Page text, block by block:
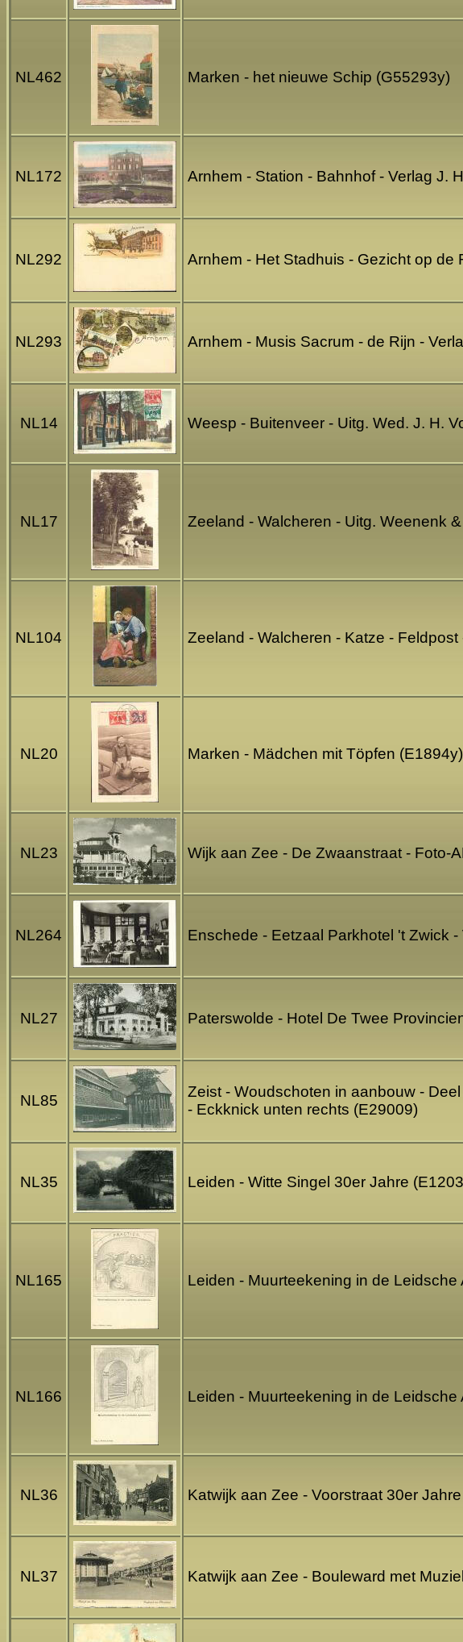
NL462 Marken - het nieuwe Schip (G55293y)
NL172 Arnhem - Station - Bahnhof - Verlag J.
NL292 Arnhem - Het Stadhuis - Gezicht op
NL293 Arnhem - Musis Sacrum - de Rijn -
NL14 Weesp - Buitenveer - Uitg. Wed. J. H.
NL17 Zeeland - Walcheren - Uitg. Weenenk
NL104 Zeeland - Walcheren - Katze -
NL20 Marken - Mädchen mit Töpfen (E1894y)
NL23 Wijk aan Zee - De Zwaanstraat - Foto-
NL264 Enschede - Eetzaal Parkhotel 't Zwick
NL27 Paterswolde - Hotel De Twee
NL85
Zeist - Woudschoten in aanbouw -
- Eckknick unten rechts (E29009)
NL35 Leiden - Witte Singel 30er Jahre
NL165 Leiden - Muurteekening in de
NL166 Leiden - Muurteekening in de Leidsche
NL36 Katwijk aan Zee - Voorstraat 30er
NL37 Katwijk aan Zee - Bouleward met